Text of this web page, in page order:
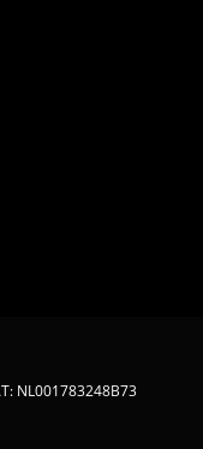
NL001783248B73